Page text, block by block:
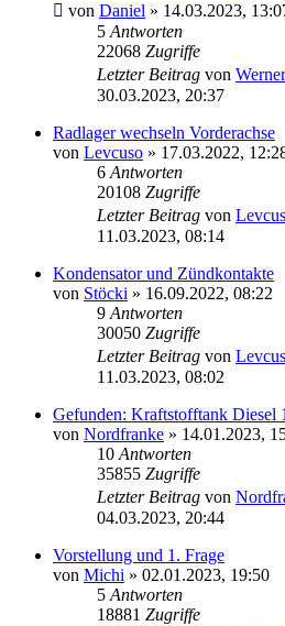
von Daniel » 14.03.2023,
5Antworten
22068 Zugriffe
Letzter Beitrag von
30.03.2023, 20:37
Radlager wechseln Vorderachse
von Levcuso » 17.03.2022,
6Antworten
20108 Zugriffe
Letzter Beitrag von
11.03.2023, 08:14
Kondensator und Zündkontakte
von Stöcki » 16.09.2022, 08:22
9Antworten
30050 Zugriffe
Letzter Beitrag von
11.03.2023, 08:02
Gefunden: Kraftstofftank Diesel
von Nordfranke » 14.01.2023,
10Antworten
35855 Zugriffe
Letzter Beitrag von
04.03.2023, 20:44
Vorstellung und 1. Frage
von Michi » 02.01.2023, 19:50
5Antworten
18881 Zugriffe